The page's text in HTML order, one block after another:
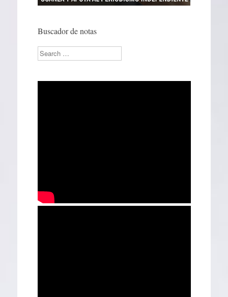
Buscador de notas
Search